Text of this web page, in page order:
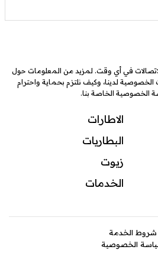
في أي وقت. لمزيد من المعلومات حول
الخصوصية لدينا، وكيف نلتزم بحماية واحترام
الخاصة بنا.
الاطارات
البطاريات
زيوت
الخدمات
شروط الخدمة
الخصوصية